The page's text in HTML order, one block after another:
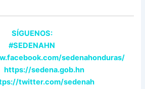
SÍGUENOS:
#SEDENAHN
sedenahonduras/
https://sedena.gob.hn
twitter.com/sedenah